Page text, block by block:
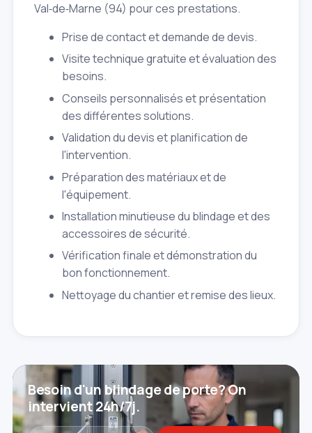
Val‑de‑Marne (94) pour ces prestations.
Prise de contact et demande de devis.
Visite technique gratuite et évaluation des
besoins.
Conseils personnalisés et présentation
des différentes solutions.
Validation du devis et planification de
l'intervention.
Préparation des matériaux et de
l'équipement.
Installation minutieuse du blindage et des
accessoires de sécurité.
Vérification finale et démonstration du
bon fonctionnement.
Nettoyage du chantier et remise des lieux.
Besoin d'un blindage de porte? On
intervient 24h/7j.